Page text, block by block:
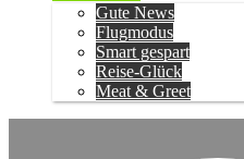
Gute News
Flugmodus
Smart gespart
Reise-Glück
Meat & Greet